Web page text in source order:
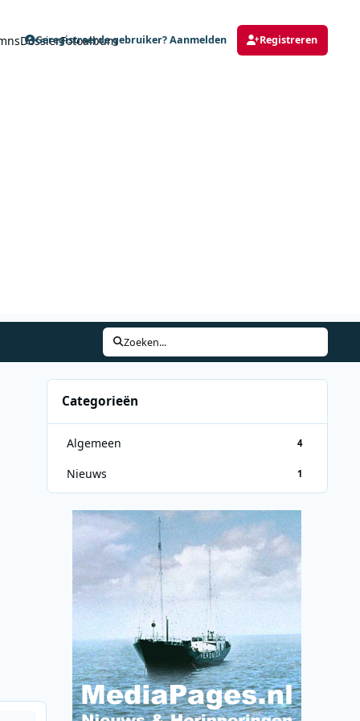
DossierFotoalbum
Geregistreerde gebruiker? Aanmelden Registreren
Zoeken...
Categorieën
Algemeen 4
Nieuws 1